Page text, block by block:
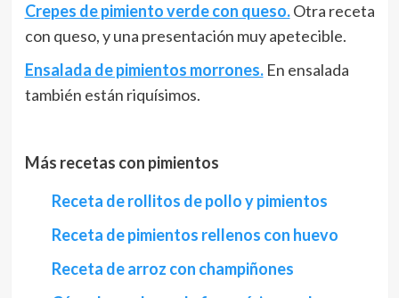
Crepes de pimiento verde con queso.Otra receta
con queso, y una presentación muy apetecible.
Ensalada de pimientos morrones.En ensalada
también están riquísimos.
Más recetas con pimientos
Receta de rollitos de pollo y pimientos
Receta de pimientos rellenos con huevo
Receta de arroz con champiñones